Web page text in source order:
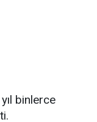
binlerce